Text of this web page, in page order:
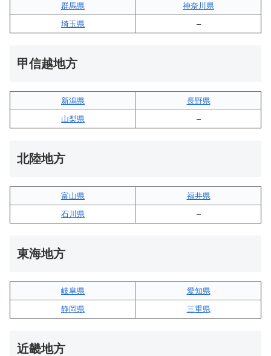
群馬県
神奈川県
埼玉県
–
甲信越地方
新潟県
長野県
山梨県
–
北陸地方
富山県
福井県
石川県
–
東海地方
岐阜県
愛知県
静岡県
三重県
近畿地方